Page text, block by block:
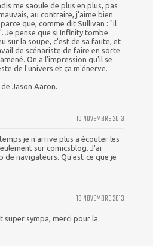
me saoule de plus en plus, pas
au contraire, j'aime bien
que, comme dit Sullivan : "il
Je pense que si Infinity tombe
sur la soupe, c'est de sa faute, et
de scénariste de faire en sorte
On a l'impression qu'il se
de l'univers et ça m'énerve.
Jason Aaron.
10 NOVEMBRE 2013
je n'arrive plus a écouter les
sur comicsblog. J'ai
de navigateurs. Qu'est-ce que je
10 NOVEMBRE 2013
super sympa, merci pour la